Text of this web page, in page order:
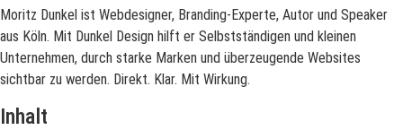
Moritz Dunkel ist Webdesigner, Branding-Experte, Autor und Speaker
aus Köln. Mit Dunkel Design hilft er Selbstständigen und kleinen
Unternehmen, durch starke Marken und überzeugende Websites
sichtbar zu werden. Direkt. Klar. Mit Wirkung.
Inhalt